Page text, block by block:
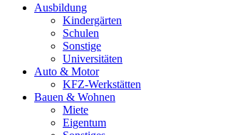
Ausbildung
Kindergärten
Schulen
Sonstige
Universitäten
Auto & Motor
KFZ-Werkstätten
Bauen & Wohnen
Miete
Eigentum